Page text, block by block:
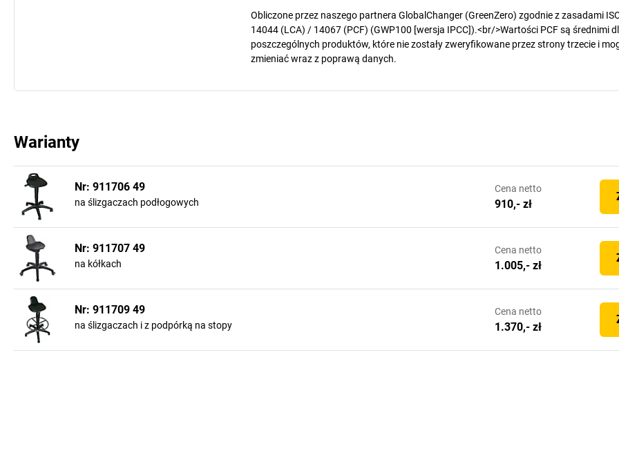
Obliczone przez naszego partnera GlobalChanger (GreenZero) zgodnie z zasadami
14044 (LCA) / 14067 (PCF) (GWP100 [wersja IPCC]).<br/>Wartości PCF są średnimi
poszczególnych produktów, które nie zostały zweryfikowane przez strony trzecie i
zmieniać wraz z poprawą danych.
Warianty
Nr: 911706 49
na ślizgaczach podłogowych
Cena netto
910,- zł
Nr: 911707 49
na kółkach
Cena netto
1.005,- zł
Nr: 911709 49
na ślizgaczach i z podpórką na stopy
Cena netto
1.370,- zł